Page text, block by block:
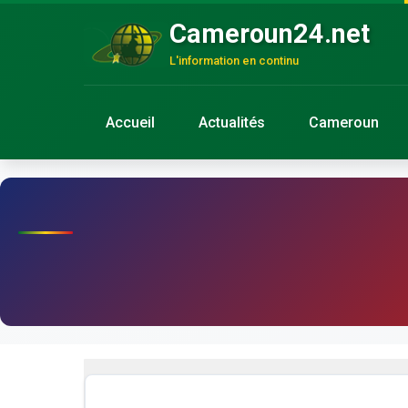
Cameroun24.net
L'information en continu
Accueil Actualités Cameroun